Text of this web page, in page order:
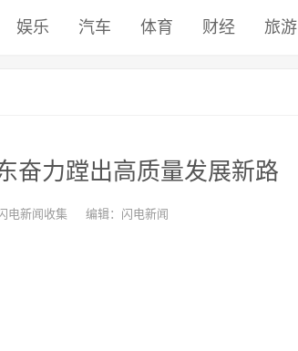
娱乐 汽车 体育 财经 旅游
奋力蹚出高质量发展新路
电新闻收集 编辑：闪电新闻